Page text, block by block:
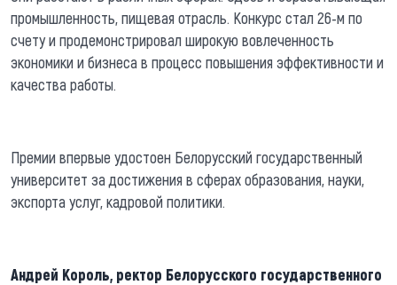
промышленность, пищевая отрасль. Конкурс стал 26-м по
счету и продемонстрировал широкую вовлеченность
экономики и бизнеса в процесс повышения эффективности и
качества работы.
Премии впервые удостоен Белорусский государственный
университет за достижения в сферах образования, науки,
экспорта услуг, кадровой политики.
Андрей Король, ректор Белорусского государственного